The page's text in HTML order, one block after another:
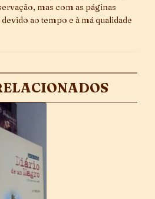
mas com as páginas
ao tempo e à má qualidade